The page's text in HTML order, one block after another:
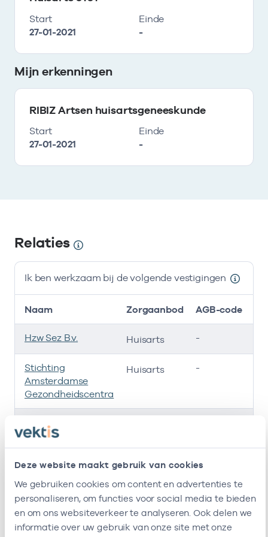
Deze website maakt gebruik van cookies
We gebruiken cookies om content en advertenties te
personaliseren, om functies voor social media te bieden
en om ons websiteverkeer te analyseren. Ook delen we
informatie over uw gebruik van onze site met onze
Start
27-01-2021
Einde
-
Mijn erkenningen
RIBIZ Artsen huisartsgeneeskunde
Start
27-01-2021
Einde
-
Relaties
Ik ben werkzaam bij de volgende vestigingen
Ik ben werkzaam bij de volgende vestigingen
Naam Zorgaanbod AGB-code
Hzw Sez B.v. Huisarts -
Stichting
Amsterdamse
Gezondheidscentra
Huisarts -
G.A. Vos Huisarts -
Huisartsenpraktijk
Boom
Huisarts -